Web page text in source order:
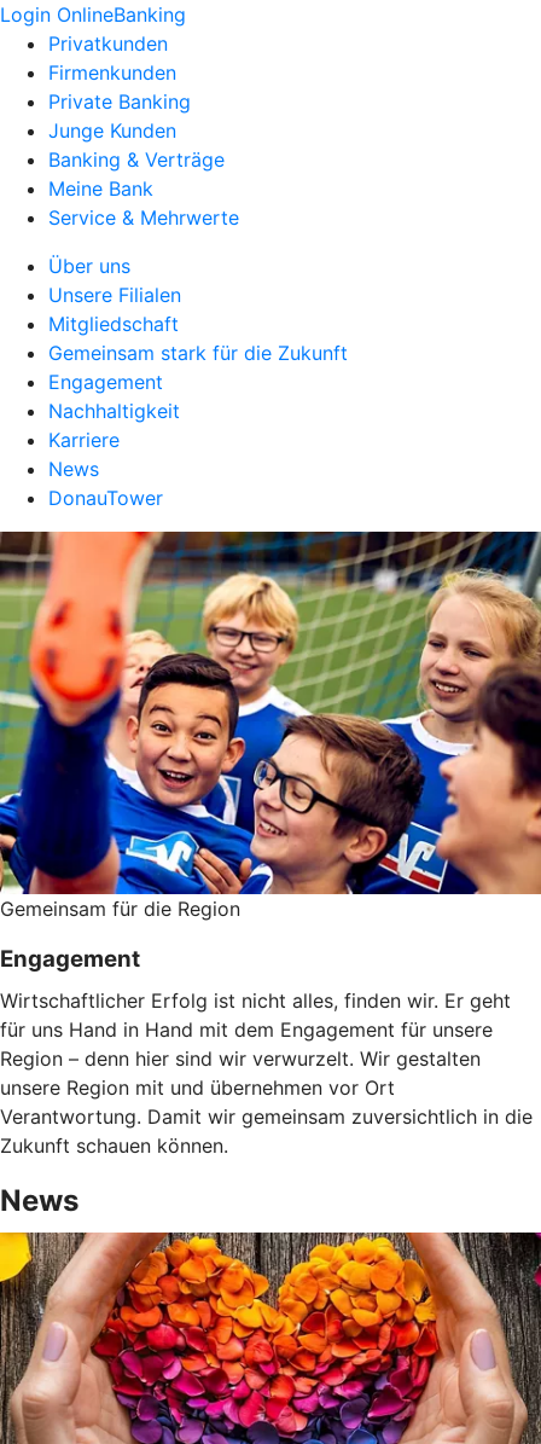
Login OnlineBanking
Privatkunden
Firmenkunden
Private Banking
Junge Kunden
Banking & Verträge
Meine Bank
Service & Mehrwerte
Über uns
Unsere Filialen
Mitgliedschaft
Gemeinsam stark für die Zukunft
Engagement
Nachhaltigkeit
Karriere
News
DonauTower
Gemeinsam für die Region
Engagement
Wirtschaftlicher Erfolg ist nicht alles, finden wir. Er geht
für uns Hand in Hand mit dem Engagement für unsere
Region – denn hier sind wir verwurzelt. Wir gestalten
unsere Region mit und übernehmen vor Ort
Verantwortung. Damit wir gemeinsam zuversichtlich in die
Zukunft schauen können.
News